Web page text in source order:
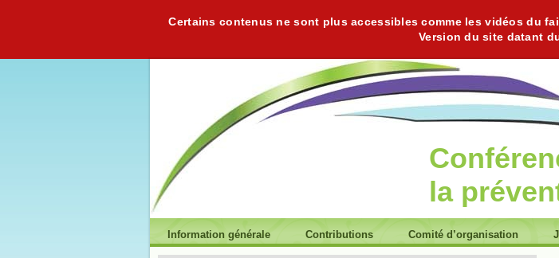
Certains contenus ne sont plus accessibles comme les vidéos du
Version du site datant
la
Information générale Contributions Comité d’organisation